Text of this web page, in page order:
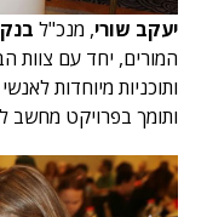
יעקב שורי, מנכ"ל
המורים, יחד עם צוות
ותוכניות מיוחדות
ותומך בפרויקט מחשב